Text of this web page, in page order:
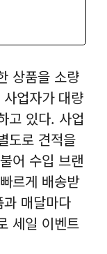
상품을 소량
업자가 대량
고 있다. 사업
도로 견적을
어 수입 브랜
르게 배송받
매달마다
세일 이벤트